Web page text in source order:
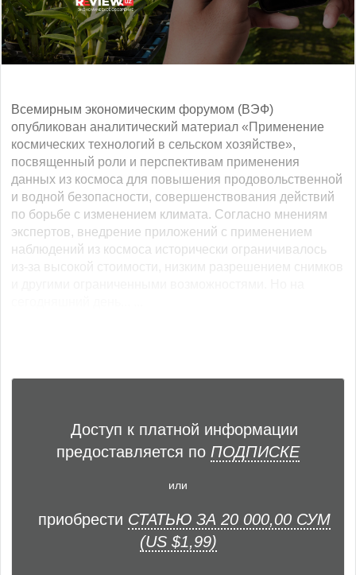
Всемирным экономическим форумом (ВЭФ)
опубликован аналитический материал «Применение
космических технологий в сельском хозяйстве»,
посвященный роли и перспективам применения
данных из космоса для повышения продовольственной
и водной безопасности, совершенствования действий
по борьбе с изменением климата. Согласно мнениям
экспертов, внедрение приложений с применением
наблюдений из космоса исторически ограничивалось
Доступ к платной информации
предоставляется по ПОДПИСКЕ
или
приобрести СТАТЬЮ ЗА 20 000,00 СУМ
(US $1,99)